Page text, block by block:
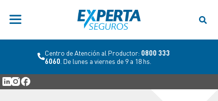
Centro de Atención al Productor: 0800 333
6060 . De lunes a viernes de 9 a 18 hs.